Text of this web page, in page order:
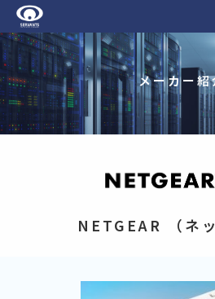
メーカー紹
NETGEAR （ネ